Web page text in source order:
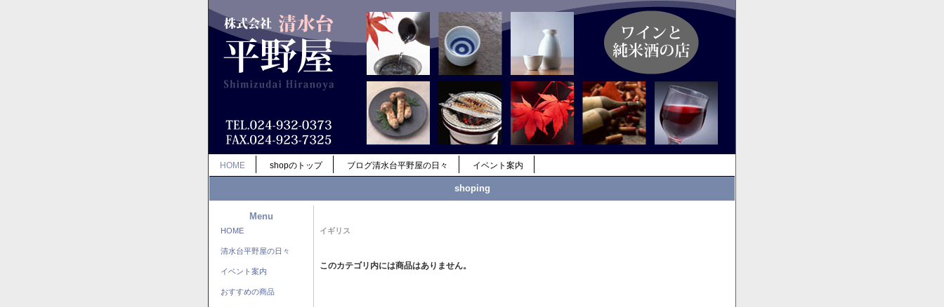
HOME shopのトップ ブログ清水台平野屋の日々 イベント案内
shoping
Menu
HOME
清水台平野屋の日々
イベント案内
おすすめの商品
イギリス
このカテゴリ内には商品はありません。